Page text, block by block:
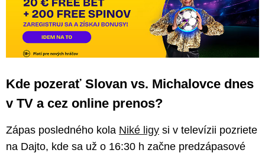
Kde pozerať Slovan vs. Michalovce dnes
v TV a cez online prenos?
Zápas posledného kola Niké ligy si v televízii pozriete
na Dajto, kde sa už o 16:30 h začne predzápasové